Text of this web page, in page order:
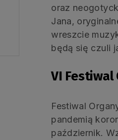
oraz
Jana,
wreszcie
będą się czuli
VI Festiwal
Festiwal
pandemią
październik.